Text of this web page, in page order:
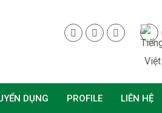
DỤNG PROFILE LIÊN HỆ